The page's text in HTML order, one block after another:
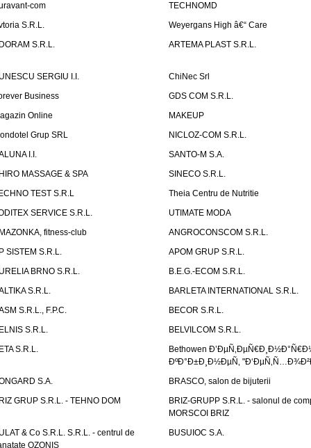
com
TECHNOMD
S.R.L.
Weyergans High â€“ Care
S.R.L.
ARTEMA PLAST S.R.L.
SERGIU I.I.
ChiNec Srl
Business
GDS COM S.R.L.
Online
MAKEUP
Grup SRL
NICLOZ-COM S.R.L.
I.I.
SANTO-M S.A.
MASSAGE & SPA
SINECO S.R.L.
TEST S.R.L
Theia Centru de Nutritie
SERVICE S.R.L.
UTIMATE MODA
fitness-club
ANGROCONSCOM S.R.L.
SISTEM S.R.L.
APOM GRUP S.R.L.
BRNO S.R.L.
B.E.G.-ECOM S.R.L.
S.R.L.
BARLETA INTERNATIONAL S.R.L.
S.R.L., F.P.C.
BECOR S.R.L.
S.R.L.
BELVILCOM S.R.L.
S.R.L.
Bethowen
ÐºÐ°Ð±Ð¸Ð½ÐµÑ‚
S.A.
BRASCO, salon de bijuterii
GRUP S.R.L. - TEHNO DOM
BRIZ-GRUPP S.R.L. - salonul de
MORSCOI BRIZ
& Co S.R.L. S.R.L. - centrul de
OZONIS
BUSUIOC S.A.